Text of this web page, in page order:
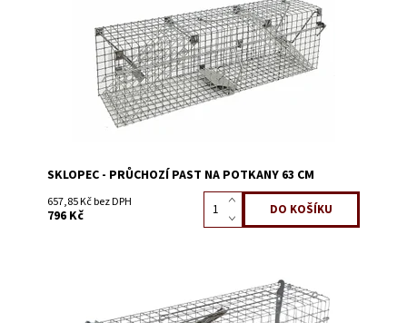
SKLOPEC - PRŮCHOZÍ PAST NA POTKANY 63 CM
657,85 Kč bez DPH
796 Kč
Skladem 3
1316F